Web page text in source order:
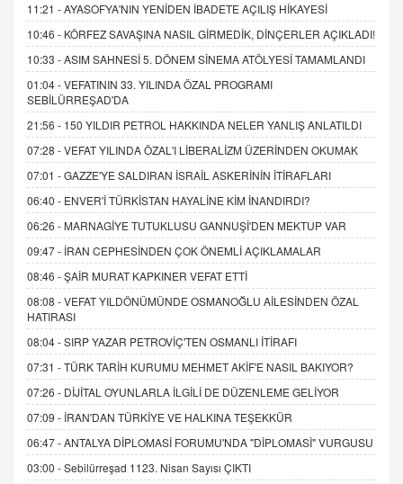
11:21 -AYASOFYA'NIN YENİDEN İBADETE AÇILIŞ HİKAYESİ
10:46 - KÖRFEZ SAVAŞINA NASIL GİRMEDİK, DİNÇERLER AÇIKLADI!
10:33 -ASIM SAHNESİ 5. DÖNEM SİNEMA ATÖLYESİ TAMAMLANDI
01:04 -VEFATININ 33. YILINDA ÖZAL PROGRAMI
SEBİLÜRREŞAD'DA
21:56 - 150 YILDIR PETROL HAKKINDA NELER YANLIŞ ANLATILDI
07:28 -VEFAT YILINDA ÖZAL'I LİBERALİZM ÜZERİNDEN OKUMAK
07:01 -GAZZE'YE SALDIRAN İSRAİL ASKERİNİN İTİRAFLARI
06:40 - ENVER'İ TÜRKİSTAN HAYALİNE KİM İNANDIRDI?
06:26 - MARNAGİYE TUTUKLUSU GANNUŞİ'DEN MEKTUP VAR
09:47 - İRAN CEPHESİNDEN ÇOK ÖNEMLİ AÇIKLAMALAR
08:46 -ŞAİR MURAT KAPKINER VEFAT ETTİ
08:08 -VEFAT YILDÖNÜMÜNDE OSMANOĞLU AİLESİNDEN ÖZAL
HATIRASI
08:04 -SIRP YAZAR PETROVİÇ'TEN OSMANLI İTİRAFI
07:31 -TÜRK TARİH KURUMU MEHMET AKİF'E NASIL BAKIYOR?
07:26 - DİJİTAL OYUNLARLA İLGİLİ DE DÜZENLEME GELİYOR
07:09 - İRAN'DAN TÜRKİYE VE HALKINA TEŞEKKÜR
06:47 -ANTALYA DİPLOMASİ FORUMU'NDA "DİPLOMASİ" VURGUSU
03:00 -Sebilürreşad 1123. Nisan Sayısı ÇIKTI